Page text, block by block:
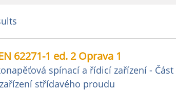
62271-1 ed. 2 Oprava 1
spínací a řídicí zařízení -
střídavého proudu